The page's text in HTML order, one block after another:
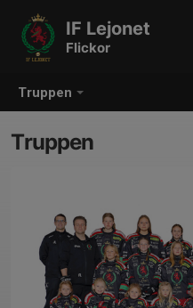
Truppen
IF Lejonet
Flickor
Truppen